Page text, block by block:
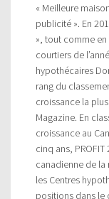
« Meilleure
publicité ». En
», tout comme
courtiers de
hypothécaires
rang du
croissance la
Magazine. En
croissance au
cinq ans,
canadienne de la
les Centres
positions dans le